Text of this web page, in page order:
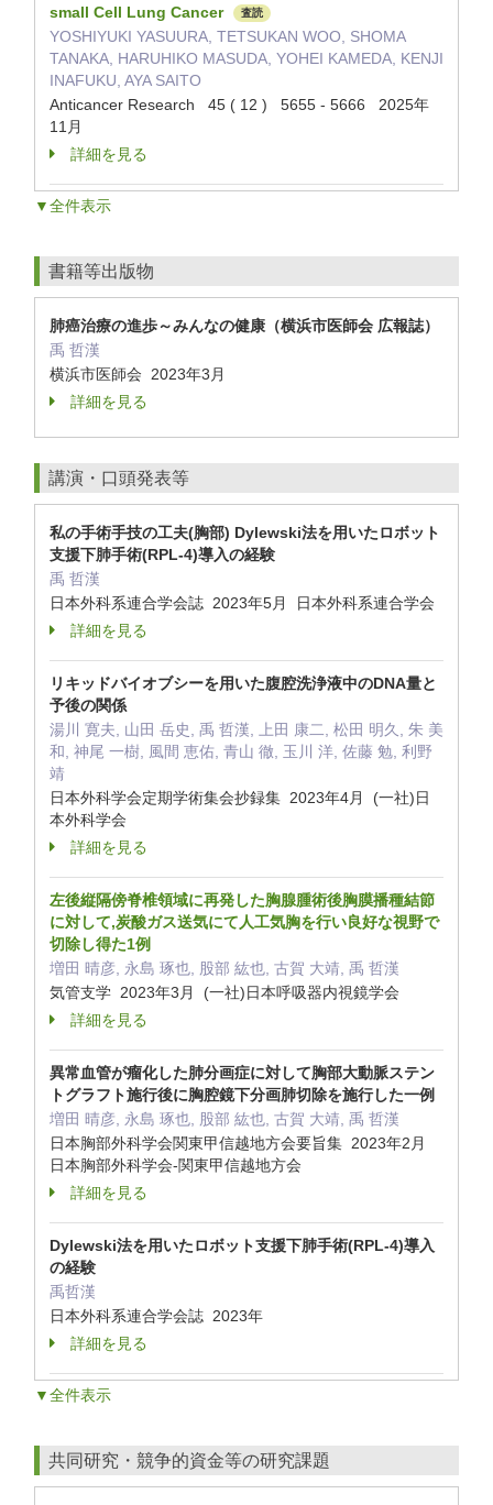
small Cell Lung Cancer 査読
YOSHIYUKI YASUURA, TETSUKAN WOO, SHOMA
TANAKA, HARUHIKO MASUDA, YOHEI KAMEDA, KENJI
INAFUKU, AYA SAITO
Anticancer Research 45 ( 12 ) 5655 - 5666 2025年
11月
詳細を見る
▼全件表示
書籍等出版物
肺癌治療の進歩～みんなの健康（横浜市医師会 広報誌）
禹 哲漢
横浜市医師会 2023年3月
詳細を見る
講演・口頭発表等
私の手術手技の工夫(胸部) Dylewski法を用いたロボット
支援下肺手術(RPL-4)導入の経験
禹 哲漢
日本外科系連合学会誌 2023年5月 日本外科系連合学会
詳細を見る
リキッドバイオブシーを用いた腹腔洗浄液中のDNA量と
予後の関係
湯川 寛夫, 山田 岳史, 禹 哲漢, 上田 康二, 松田 明久, 朱 美
和, 神尾 一樹, 風間 恵佑, 青山 徹, 玉川 洋, 佐藤 勉, 利野
靖
日本外科学会定期学術集会抄録集 2023年4月 (一社)日
本外科学会
詳細を見る
左後縦隔傍脊椎領域に再発した胸腺腫術後胸膜播種結節
に対して,炭酸ガス送気にて人工気胸を行い良好な視野で
切除し得た1例
増田 晴彦, 永島 琢也, 股部 紘也, 古賀 大靖, 禹 哲漢
気管支学 2023年3月 (一社)日本呼吸器内視鏡学会
詳細を見る
異常血管が瘤化した肺分画症に対して胸部大動脈ステン
トグラフト施行後に胸腔鏡下分画肺切除を施行した一例
増田 晴彦, 永島 琢也, 股部 紘也, 古賀 大靖, 禹 哲漢
日本胸部外科学会関東甲信越地方会要旨集 2023年2月
日本胸部外科学会-関東甲信越地方会
詳細を見る
Dylewski法を用いたロボット支援下肺手術(RPL-4)導入
の経験
禹哲漢
日本外科系連合学会誌 2023年
詳細を見る
▼全件表示
共同研究・競争的資金等の研究課題